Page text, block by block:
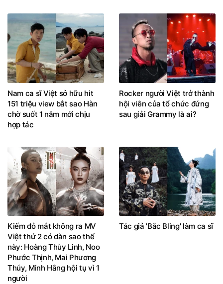
Nam ca sĩ Việt sở hữu hit
151 triệu view bắt sao Hàn
chờ suốt 1 năm mới chịu
hợp tác
Rocker người Việt trở thành
hội viên của tổ chức đứng
sau giải Grammy là ai?
Kiếm đỏ mắt không ra MV
Việt thứ 2 có dàn sao thế
này: Hoàng Thùy Linh, Noo
Phước Thịnh, Mai Phương
Thúy, Minh Hằng hội tụ vì 1
người
Tác giả 'Bắc Bling' làm ca sĩ